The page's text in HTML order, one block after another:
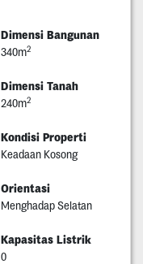
Dimensi Bangunan
340m2
Dimensi Tanah
240m2
Kondisi Properti
Keadaan Kosong
Orientasi
Menghadap Selatan
Kapasitas Listrik
0